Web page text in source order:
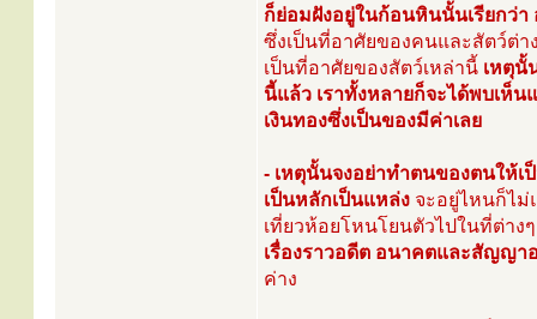
ก็ย่อมฝังอยู่ในก้อนหินนั้นเรียกว่า
ซึ่งเป็นที่อาศัยของคนและสัตว์ต่า
เป็นที่อาศัยของสัตว์เหล่านี้ เหตุนั้
นี้แล้ว เราทั้งหลายก็จะได้พบเห็
เงินทองซึ่งเป็นของมีค่าเลย
- เหตุนั้นจงอย่าทำตนของตนให้เ
เป็นหลักเป็นแหล่ง จะอยู่ไหนก็ไม่
เที่ยวห้อยโหนโยนตัวไปในที่ต่าง
เรื่องราวอดีต อนาคตและสัญญ
ค่าง